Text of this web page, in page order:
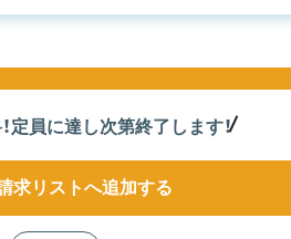
定員に達し次第終了 します！
求リストへ追加する